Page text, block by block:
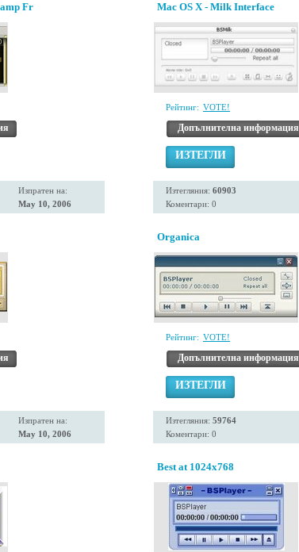
Fr
Изпратен на:
May 10, 2006
Mac OS X - Milk Interface
Рейтинг: VOTE!
Допълнителна информация
ИЗТЕГЛИ
Изтегляния: 60903
Коментари: 0
Изпратен на:
May 10, 2006
Organica
Рейтинг: VOTE!
Допълнителна информация
ИЗТЕГЛИ
Изтегляния: 59764
Коментари: 0
Best at 1024x768